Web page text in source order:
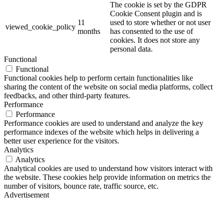
viewed_cookie_policy
11
months
The cookie is set by the GDPR
Cookie Consent plugin and is
used to store whether or not user
has consented to the use of
cookies. It does not store any
personal data.
Functional
Functional
Functional cookies help to perform certain functionalities like
sharing the content of the website on social media platforms, collect
feedbacks, and other third-party features.
Performance
Performance
Performance cookies are used to understand and analyze the key
performance indexes of the website which helps in delivering a
better user experience for the visitors.
Analytics
Analytics
Analytical cookies are used to understand how visitors interact with
the website. These cookies help provide information on metrics the
number of visitors, bounce rate, traffic source, etc.
Advertisement